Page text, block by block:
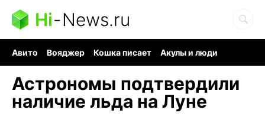
Hi-News.ru
Авито Вояджер Кошка писает
Акулы и люди
Астрономы подтвердили
наличие льда на Луне